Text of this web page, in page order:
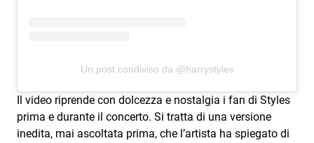
Un post condiviso da @harrystyles
Il video riprende con dolcezza e nostalgia i fan di Styles
prima e durante il concerto. Si tratta di una versione
inedita, mai ascoltata prima, che l’artista ha spiegato di